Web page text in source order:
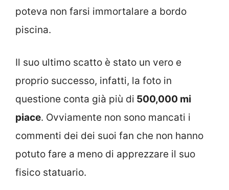
poteva non farsi immortalare a bordo
piscina.
Il suo ultimo scatto è stato un vero e
proprio successo, infatti, la foto in
questione conta già più di 500,000 mi
piace. Ovviamente non sono mancati i
commenti dei dei suoi fan che non hanno
potuto fare a meno di apprezzare il suo
fisico statuario.